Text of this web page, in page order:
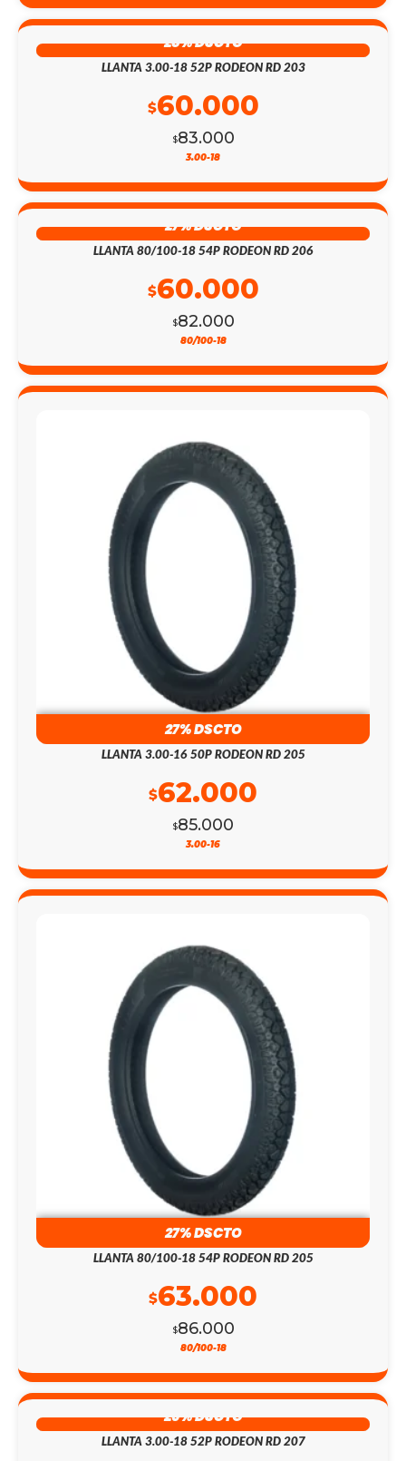
28% DSCTO
LLANTA 3.00-18 52P RODEON RD 203
$83.000
$60.000
3.00-18
27% DSCTO
LLANTA 80/100-18 54P RODEON RD 206
$82.000
$60.000
80/100-18
27% DSCTO
LLANTA 3.00-16 50P RODEON RD 205
$85.000
$62.000
3.00-16
27% DSCTO
LLANTA 80/100-18 54P RODEON RD 205
$86.000
$63.000
80/100-18
26% DSCTO
LLANTA 3.00-18 52P RODEON RD 207